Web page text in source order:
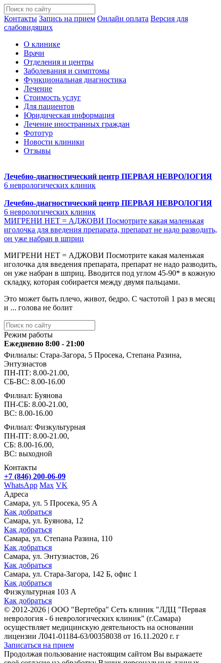
Контакты Запись на прием Онлайн оплата Версия для
слабовидящих
О клинике
Врачи
Отделения и центры
Заболевания и симптомы
Функциональная диагностика
Лечение
Стоимость услуг
Для пациентов
Юридическая информация
Лечение иностранных граждан
Фототур
Новости клиники
Отзывы
Лечебно-диагностический центр ПЕРВАЯ НЕВРОЛОГИЯ
6 неврологических клиник
Лечебно-диагностический центр ПЕРВАЯ НЕВРОЛОГИЯ
6 неврологических клиник
МИГРЕНИ НЕТ = АДЖОВИ Посмотрите какая маленькая
иголочка для введения препарата, препарат не надо разводить,
он уже набран в шприц
МИГРЕНИ НЕТ = АДЖОВИ Посмотрите какая маленькая
иголочка для введения препарата, препарат не надо разводить,
он уже набран в шприц. Вводится под углом 45-90* в кожную
складку, которая собирается между двумя пальцами.
Это может быть плечо, живот, бедро. С частотой 1 раз в месяц
и ... голова не болит
Режим работы
Ежедневно 8:00 - 21:00
Филиалы: Стара-Загора, 5 Просека, Степана Разина,
Энтузиастов
ПН-ПТ: 8.00-21.00,
СБ-ВС: 8.00-16.00
Филиал: Буянова
ПН-СБ: 8.00-21.00,
ВС: 8.00-16.00
Филиал: Физкультурная
ПН-ПТ: 8.00-21.00,
СБ: 8.00-16.00,
ВС: выходной
Контакты
+7 (846) 200-06-09
WhatsApp Max VK
Адреса
Самара, ул. 5 Просека, 95 А
Как добраться
Самара, ул. Буянова, 12
Как добраться
Самара, ул. Степана Разина, 110
Как добраться
Самара, ул. Энтузиастов, 26
Как добраться
Самара, ул. Стара-Загора, 142 Б, офис 1
Как добраться
Физкультурная 103 А
Как добраться
© 2012-2026 | ООО "Вертебра" Сеть клиник "ЛДЦ "Первая
неврология - 6 неврологических клиник" (г.Самара)
осуществляет медицинскую деятельность на основании
лицензии Л041-01184-63/00358038 от 16.11.2020 г. г
Записаться на прием
Продолжая пользование настоящим сайтом Вы выражаете